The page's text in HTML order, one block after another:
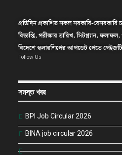
প্রতিদিন প্রকাশিত সকল সরকারি-বেসরকারি
বিজ্ঞপ্তি, পরীক্ষার তারিখ, সিটপ্ল্যান, ফলাফল,
বিদেশে স্কলারশিপের আপডেট পেতে
Follow Us
সমস্ত খবর
BPI Job Circular 2026
BINA job circular 2026